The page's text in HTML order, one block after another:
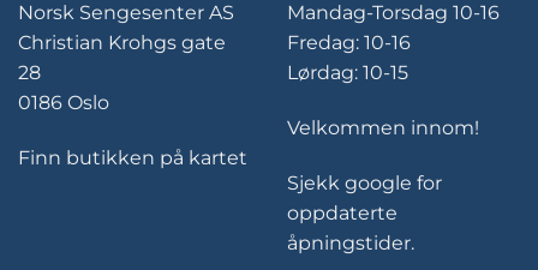
Norsk Sengesenter AS
Christian Krohgs gate
28
0186 Oslo
Finn butikken på kartet
Mandag-Torsdag 10-16
Fredag: 10-16
Lørdag: 10-15
Velkommen innom!
Sjekk google for
oppdaterte
åpningstider.